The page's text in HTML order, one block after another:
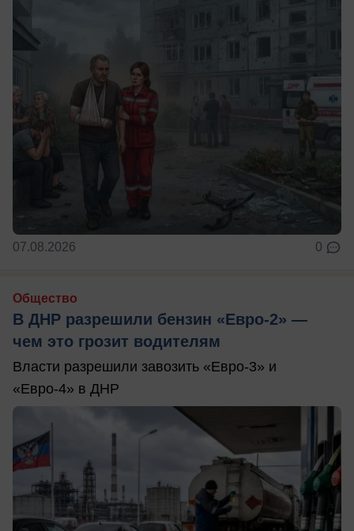
07.08.2026 0
Общество
В ДНР разрешили бензин «Евро-2» —
чем это грозит водителям
Власти разрешили завозить «Евро-3» и
«Евро-4» в ДНР